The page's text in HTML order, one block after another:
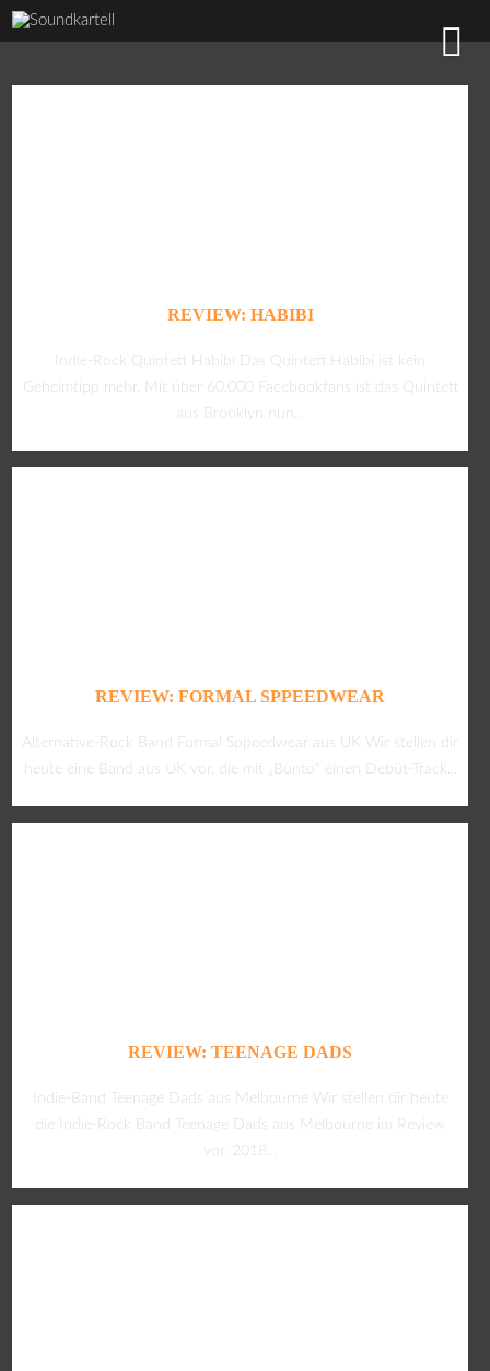
REVIEW: HABIBI
Indie-Rock Quintett Habibi Das Quintett Habibi ist kein
Geheimtipp mehr. Mit über 60.000 Facebookfans ist das Quintett
aus Brooklyn nun...
REVIEW: FORMAL SPPEEDWEAR
Alternative-Rock Band Formal Sppeedwear aus UK Wir stellen dir
heute eine Band aus UK vor, die mit „Bunto“ einen Debüt-Track...
REVIEW: TEENAGE DADS
Indie-Band Teenage Dads aus Melbourne Wir stellen dir heute
die Indie-Rock Band Teenage Dads aus Melbourne im Review
vor. 2018...